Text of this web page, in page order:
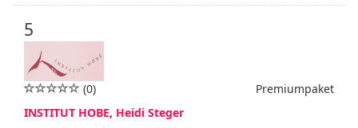
5
Premiumpaket
(0)
INSTITUT HOBE, Heidi Steger